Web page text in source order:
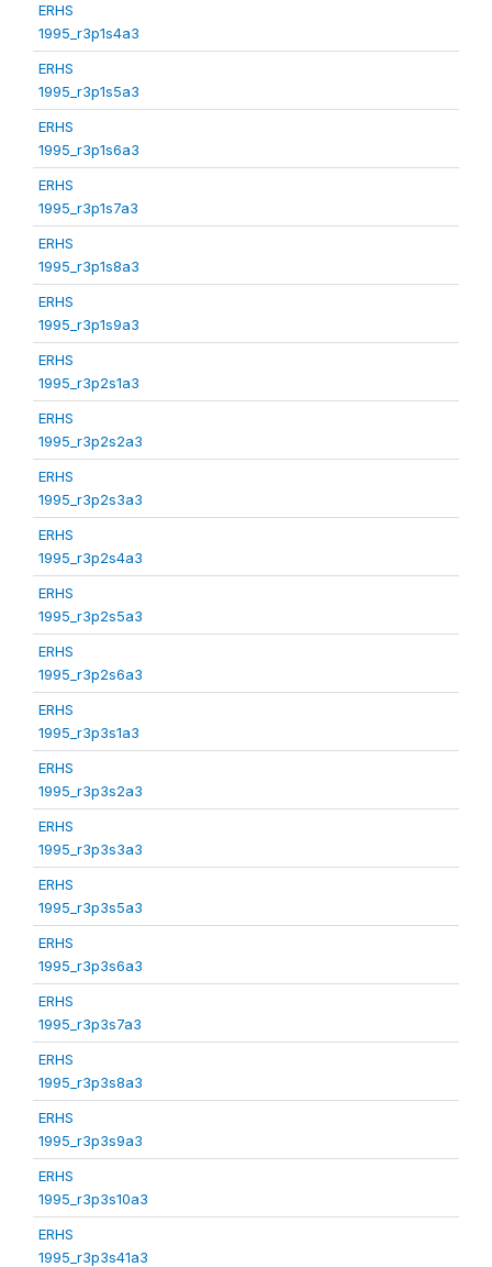
ERHS
1995_r3p1s4a3
ERHS
1995_r3p1s5a3
ERHS
1995_r3p1s6a3
ERHS
1995_r3p1s7a3
ERHS
1995_r3p1s8a3
ERHS
1995_r3p1s9a3
ERHS
1995_r3p2s1a3
ERHS
1995_r3p2s2a3
ERHS
1995_r3p2s3a3
ERHS
1995_r3p2s4a3
ERHS
1995_r3p2s5a3
ERHS
1995_r3p2s6a3
ERHS
1995_r3p3s1a3
ERHS
1995_r3p3s2a3
ERHS
1995_r3p3s3a3
ERHS
1995_r3p3s5a3
ERHS
1995_r3p3s6a3
ERHS
1995_r3p3s7a3
ERHS
1995_r3p3s8a3
ERHS
1995_r3p3s9a3
ERHS
1995_r3p3s10a3
ERHS
1995_r3p3s41a3